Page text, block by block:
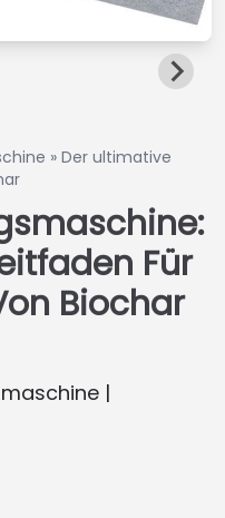
» Der ultimative
Für
Biochar
|